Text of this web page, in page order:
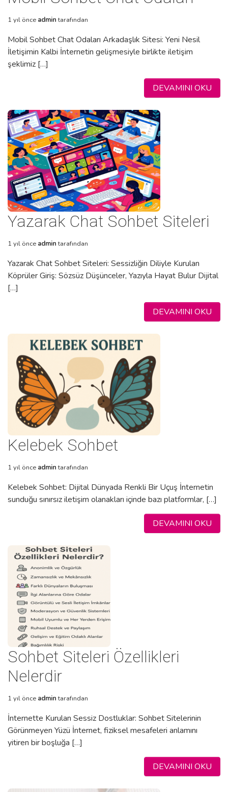
1 yıl önce admintarafından
Mobil Sohbet Chat Odaları Arkadaşlık Sitesi: Yeni Nesil
İletişimin Kalbi İnternetin gelişmesiyle birlikte iletişim
şeklimiz […]
DEVAMINI OKU
Yazarak Chat Sohbet Siteleri
1 yıl önce admintarafından
Yazarak Chat Sohbet Siteleri: Sessizliğin Diliyle Kurulan
Köprüler Giriş: Sözsüz Düşünceler, Yazıyla Hayat Bulur Dijital
[…]
DEVAMINI OKU
Kelebek Sohbet
1 yıl önce admintarafından
Kelebek Sohbet: Dijital Dünyada Renkli Bir Uçuş İnternetin
sunduğu sınırsız iletişim olanakları içinde bazı platformlar, […]
DEVAMINI OKU
Sohbet Siteleri Özellikleri
Nelerdir
1 yıl önce admintarafından
İnternette Kurulan Sessiz Dostluklar: Sohbet Sitelerinin
Görünmeyen Yüzü İnternet, fiziksel mesafeleri anlamını
yitiren bir boşluğa […]
DEVAMINI OKU